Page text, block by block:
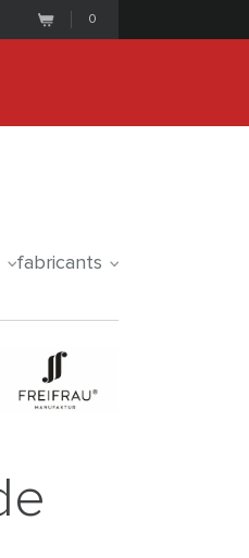
0
fabricants